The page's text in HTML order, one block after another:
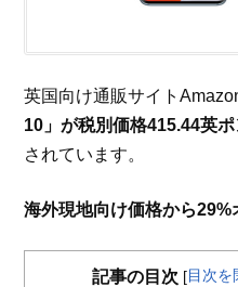
英国向け通販サイト
10」が税別価格415.44英
されています。
海外現地向け価格から29%
記事の目次 [目次を